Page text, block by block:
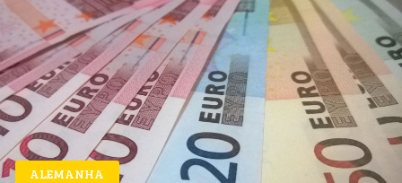
ALEMANHA